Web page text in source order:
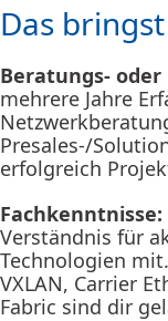
Das
Beratungs- oder
mehrere Jahre
Presales-/
erfolgreich
Fachkenntnisse:
Verständnis für
Technologien mit.
VXLAN, Carrier
Fabric sind dir